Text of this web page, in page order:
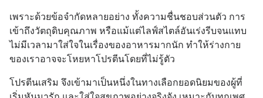
เพราะด้วยข้อจำกัดหลายอย่าง ทั้งความชื่นชอบส่วนตัว การ
เข้าถึงวัตถุดิบคุณภาพ หรือแม้แต่ไลฟ์สไตล์อันเร่งรีบจนแทบ
ไม่มีเวลามาใส่ใจในเรื่องของอาหารมากนัก ทำให้ร่างกาย
ของเราอาจจะโหยหาโปรตีนโดยที่ไม่รู้ตัว
โปรตีนเสริม จึงเข้ามาเป็นหนึ่งในทางเลือกยอดนิยมของผู้ที่